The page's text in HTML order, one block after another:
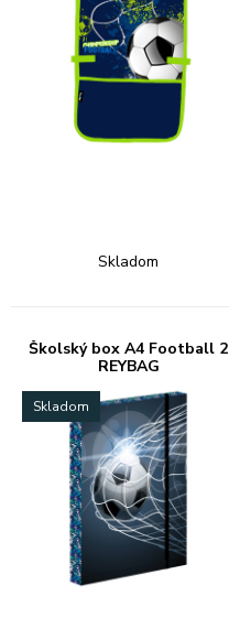
Skladom
Školský box A4 Football 2
REYBAG
Skladom